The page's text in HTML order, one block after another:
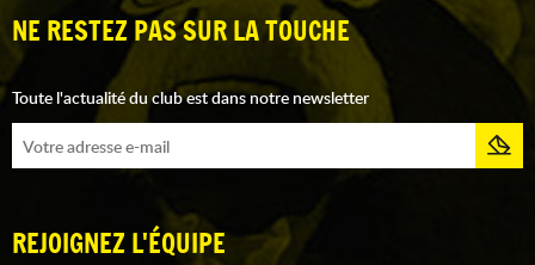
NE RESTEZ PAS SUR LA TOUCHE
Toute l'actualité du club est dans notre newsletter
REJOIGNEZ L'ÉQUIPE